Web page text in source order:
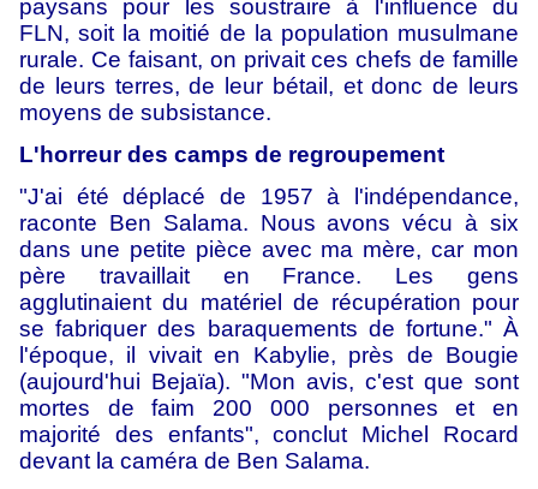
paysans pour les soustraire à l'influence du
FLN, soit la moitié de la population musulmane
rurale. Ce faisant, on privait ces chefs de famille
de leurs terres, de leur bétail, et donc de leurs
moyens de subsistance.
L'horreur des camps de regroupement
"J'ai été déplacé de 1957 à l'indépendance,
raconte Ben Salama. Nous avons vécu à six
dans une petite pièce avec ma mère, car mon
père travaillait en France. Les gens
agglutinaient du matériel de récupération pour
se fabriquer des baraquements de fortune." À
l'époque, il vivait en Kabylie, près de Bougie
(aujourd'hui Bejaïa). "Mon avis, c'est que sont
mortes de faim 200 000 personnes et en
majorité des enfants", conclut Michel Rocard
devant la caméra de Ben Salama.